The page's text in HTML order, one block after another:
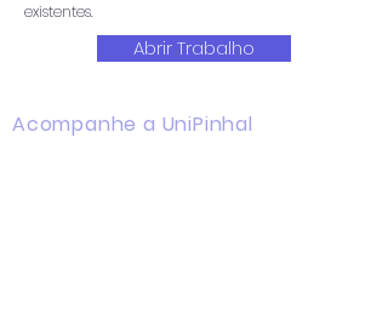
existentes.
Abrir Trabalho
Acompanhe a UniPinhal